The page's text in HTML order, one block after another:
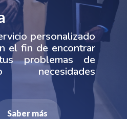
personalizado
el fin de encontrar
problemas de
Saber más